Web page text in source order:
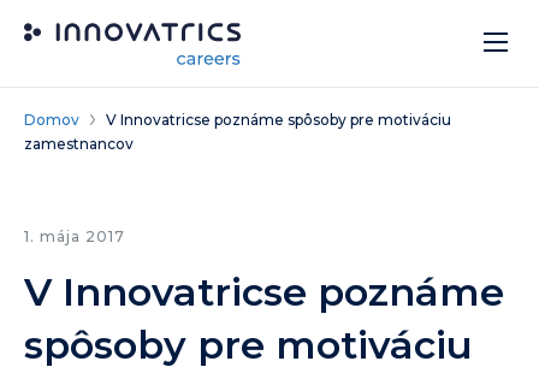
Domov
V Innovatricse poznáme spôsoby pre motiváciu
zamestnancov
1. mája 2017
V Innovatricse poznáme
spôsoby pre motiváciu